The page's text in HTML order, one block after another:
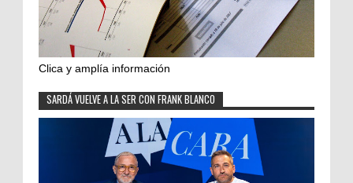
Clica y amplía información
SARDÁ VUELVE A LA SER CON FRANK BLANCO